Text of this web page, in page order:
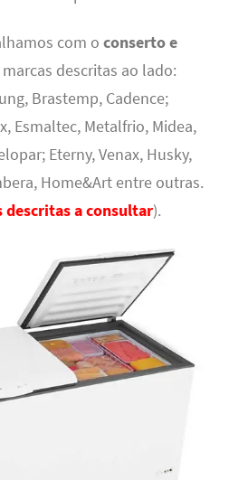
com o conserto e
descritas ao lado:
Brastemp, Cadence;
Esmaltec, Metalfrio, Midea,
Eterny, Venax, Husky,
Home&Art entre outras.
descritas a consultar).